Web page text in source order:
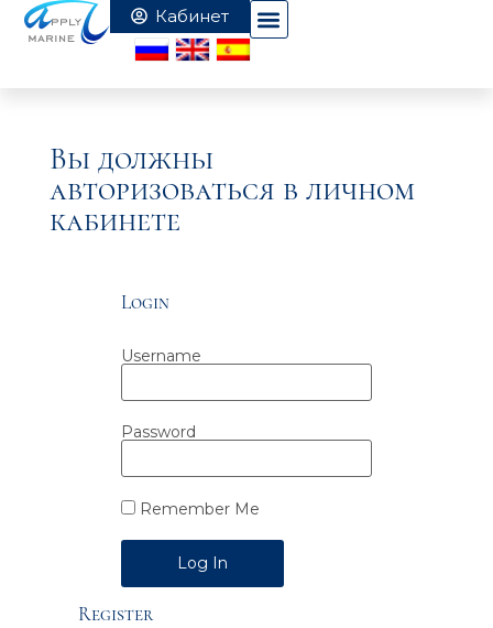
Вы должны
авторизоваться в личном
кабинете
Login
Username
Password
Remember Me
Alternative:
Register